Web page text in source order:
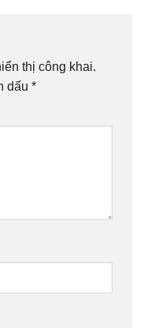
thị công khai.
dấu *